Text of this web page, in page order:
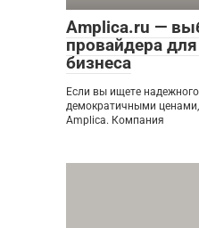
Amplica.ru —
провайдера
бизнеса
Если вы ищете
демократичными
Amplica. Компания